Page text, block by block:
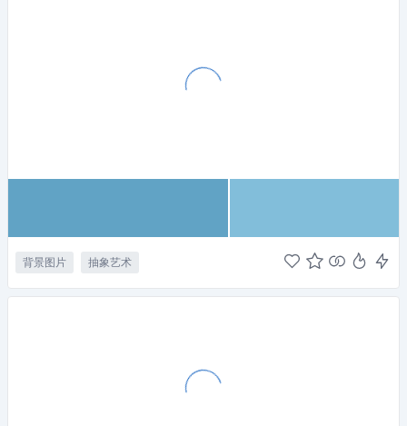
背景图片 抽象艺术